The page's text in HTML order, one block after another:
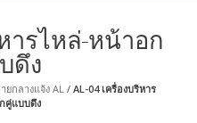
ารไหล่-หน้าอก
ดึง
ยกลางแจ้ง AL /AL-04 เครื่องบริหาร
คู่แบบดึง